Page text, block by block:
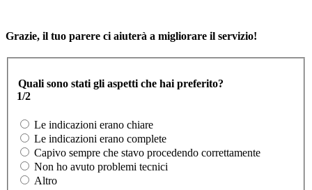
Grazie, il tuo parere ci aiuterà a migliorare il servizio!
Quali sono stati gli aspetti che hai preferito?
1/2
Le indicazioni erano chiare
Le indicazioni erano complete
Capivo sempre che stavo procedendo correttamente
Non ho avuto problemi tecnici
Altro